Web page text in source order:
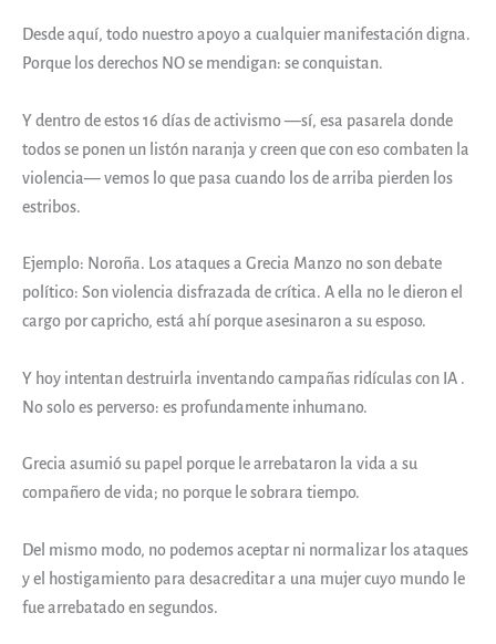
Desde aquí, todo nuestro apoyo a cualquier manifestación digna.
Porque los derechos NO se mendigan: se conquistan.
Y dentro de estos 16 días de activismo —sí, esa pasarela donde
todos se ponen un listón naranja y creen que con eso combaten la
violencia— vemos lo que pasa cuando los de arriba pierden los
estribos.
Ejemplo: Noroña. Los ataques a Grecia Manzo no son debate
político: Son violencia disfrazada de crítica. A ella no le dieron el
cargo por capricho, está ahí porque asesinaron a su esposo.
Y hoy intentan destruirla inventando campañas ridículas con IA .
No solo es perverso: es profundamente inhumano.
Grecia asumió su papel porque le arrebataron la vida a su
compañero de vida; no porque le sobrara tiempo.
Del mismo modo, no podemos aceptar ni normalizar los ataques
y el hostigamiento para desacreditar a una mujer cuyo mundo le
fue arrebatado en segundos.